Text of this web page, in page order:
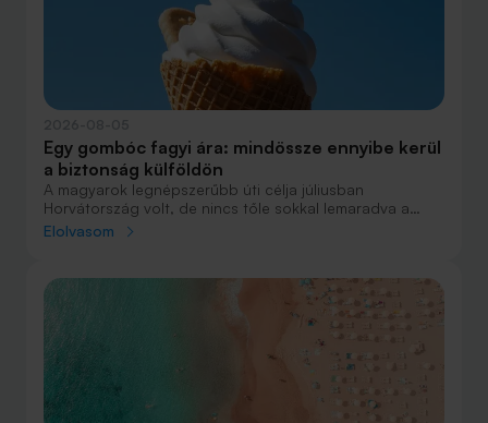
Egy gombóc fagyi ára: mindössze ennyibe kerül
a biztonság külföldön
A magyarok legnépszerűbb úti célja júliusban
Horvátország volt, de nincs tőle sokkal lemaradva a
júniust megnyerő Olaszország sem. A tengerparti
nyaralásnak, mint repülővel.
Elolvasom